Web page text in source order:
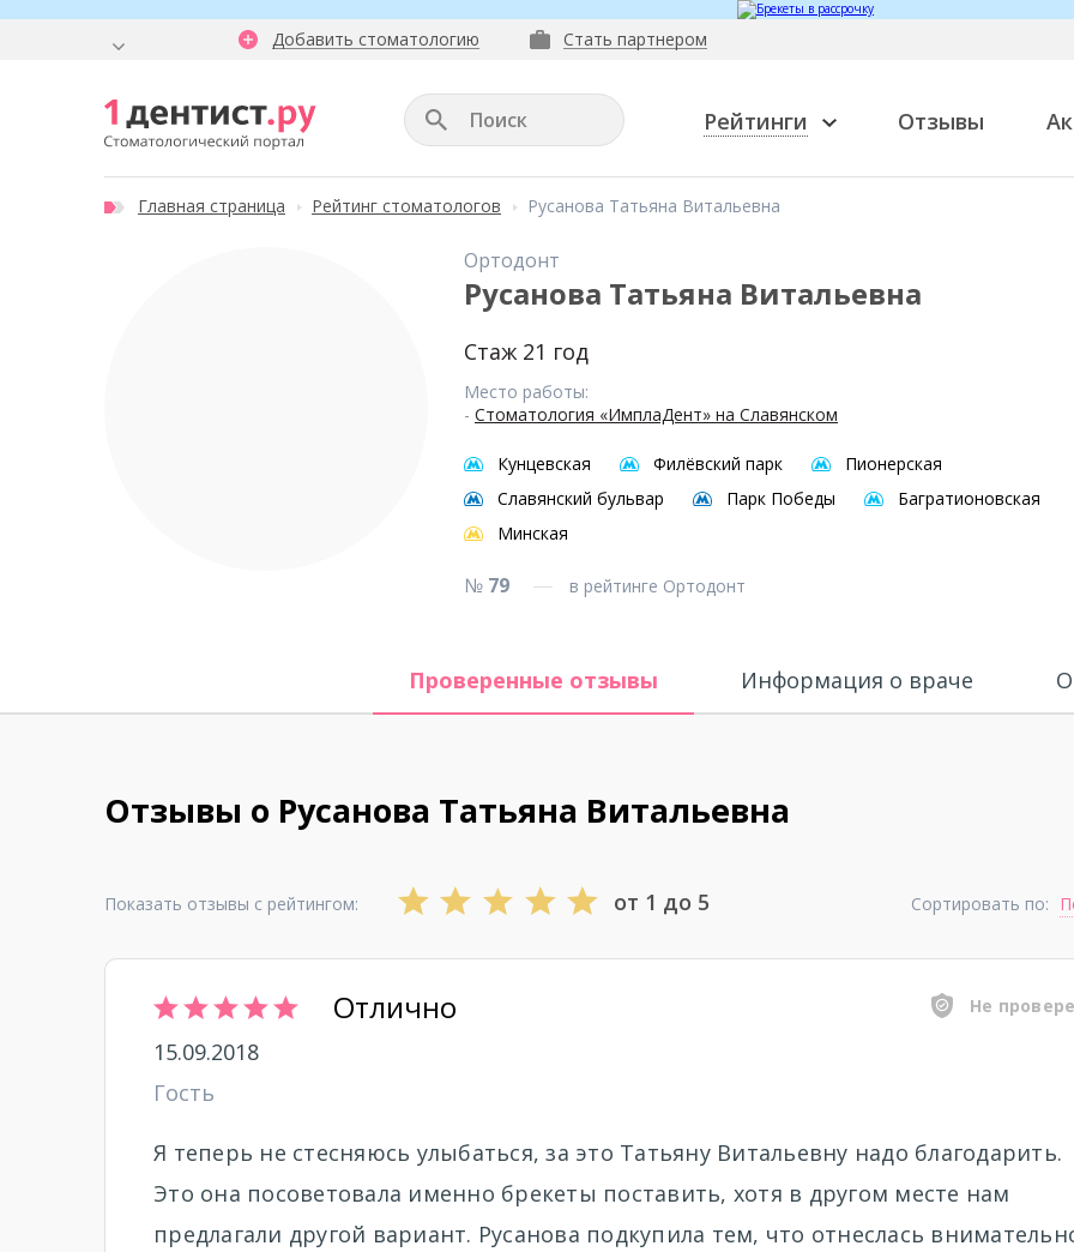
Добавить стоматологию Стать партнером
Рейтинги Отзывы
Главная страница Рейтинг стоматологов Русанова Татьяна Витальевна
Ортодонт
Русанова Татьяна Витальевна
Стаж 21 год
Место работы:
- Стоматология «ИмплаДент» на Славянском
Кунцевская Филёвский парк
Пионерская
Славянский бульвар
Парк Победы
Багратионовская
Минская
№ 79 в рейтинге Ортодонт
Проверенные отзывы Информация о враче
Отзывы о Русанова Татьяна Витальевна
Показать отзывы с рейтингом: от 1 до 5 Сортировать по:
Отлично Не
15.09.2018
Гость
Я теперь не стесняюсь улыбаться, за это Татьяну Витальевну надо благодарить.
Это она посоветовала именно брекеты поставить, хотя в другом месте нам
предлагали другой вариант. Русанова подкупила тем, что отнеслась